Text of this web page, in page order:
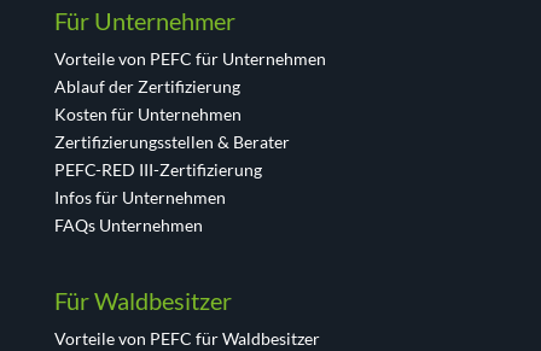
Für Unternehmer
Vorteile von PEFC für Unternehmen
Ablauf der Zertifizierung
Kosten für Unternehmen
Zertifizierungsstellen & Berater
PEFC-RED III-Zertifizierung
Infos für Unternehmen
FAQs Unternehmen
Für Waldbesitzer
Vorteile von PEFC für Waldbesitzer